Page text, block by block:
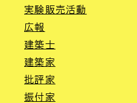
実験販売活動
広報
建築士
建築家
批評家
振付家